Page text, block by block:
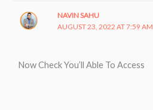
NAVIN SAHU
AUGUST 23, 2022 AT 7:59 AM
Now Check You’ll Able To Access